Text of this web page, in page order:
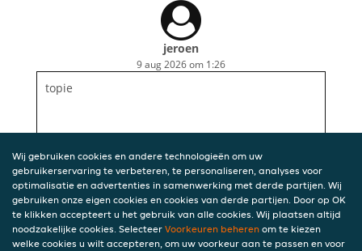
jeroen
9 aug 2026 om 1:26
topie
Wij gebruiken cookies en andere technologieën om uw
gebruikerservaring te verbeteren, te personaliseren, analyses voor
optimalisatie en advertenties in samenwerking met derde partijen. Wij
gebruiken onze eigen cookies en cookies van derde partijen. Door op OK
te klikken accepteert u het gebruik van alle cookies. Wij plaatsen altijd
noodzakelijke cookies. Selecteer Voorkeuren beheren om te kiezen
welke cookies u wilt accepteren, om uw voorkeur aan te passen en voor